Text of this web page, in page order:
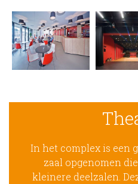
In het complex is een
zaal opgenomen
kleinere deelzalen.